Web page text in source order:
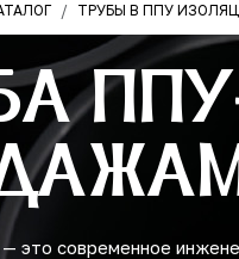
ТРУБЫ В ППУ
современное